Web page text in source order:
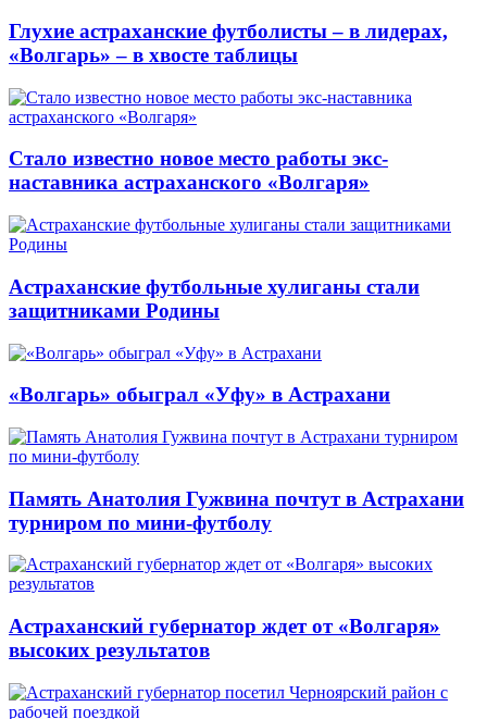
Глухие астраханские футболисты – в лидерах,
«Волгарь» – в хвосте таблицы
Стало известно новое место работы экс-
наставника астраханского «Волгаря»
Астраханские футбольные хулиганы стали
защитниками Родины
«Волгарь» обыграл «Уфу» в Астрахани
Память Анатолия Гужвина почтут в Астрахани
турниром по мини-футболу
Астраханский губернатор ждет от «Волгаря»
высоких результатов